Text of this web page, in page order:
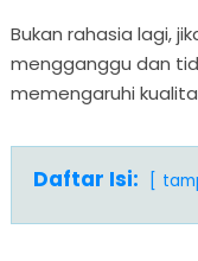
Bukan rahasia lagi,
mengganggu dan
memengaruhi
Daftar Isi: